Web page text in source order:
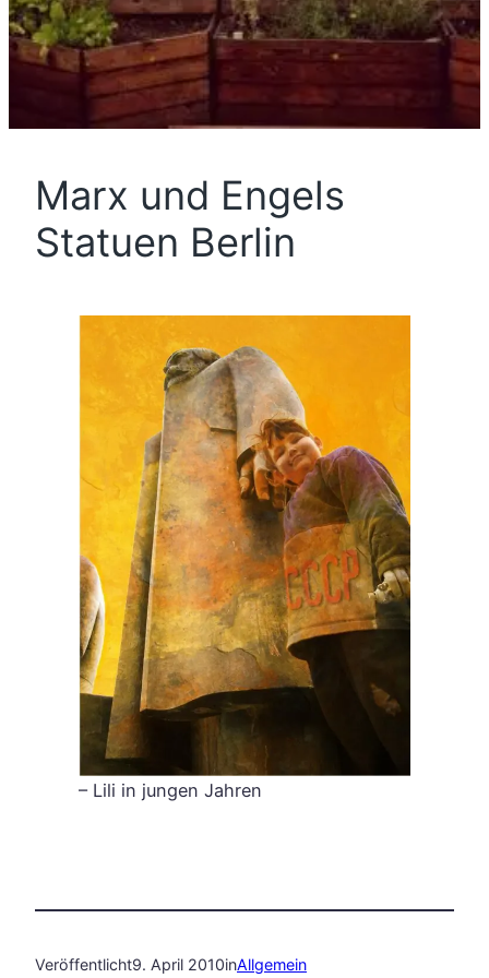
Marx und Engels
Statuen Berlin
– Lili in jungen Jahren
Veröffentlicht9. April 2010inAllgemein